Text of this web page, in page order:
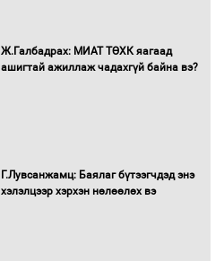
16 төрлийн эмийг нэг эх үүсвэрээс
худалдан авах журмыг баталлаа
шилжиж, найр наадам, зөвлөгөөн,
гадаад томилолтыг хориглолоо
Ж.Галбадрах: МИАТ ТӨХК яагаад
ашигтай ажиллаж чадахгүй байна вэ?
Г.Лувсанжамц: Баялаг бүтээгчдэд энэ
хэлэлцээр хэрхэн нөлөөлөх вэ